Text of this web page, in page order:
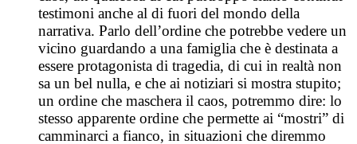
testimoni anche al di fuori del mondo della
narrativa. Parlo dell’ordine che potrebbe vedere un
vicino guardando a una famiglia che è destinata a
essere protagonista di tragedia, di cui in realtà non
sa un bel nulla, e che ai notiziari si mostra stupito;
un ordine che maschera il caos, potremmo dire: lo
stesso apparente ordine che permette ai “mostri” di
camminarci a fianco, in situazioni che diremmo